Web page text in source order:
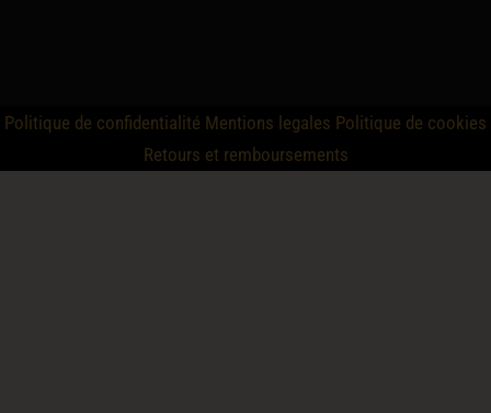
Politique de confidentialité Mentions legales Politique de cookies
Retours et remboursements